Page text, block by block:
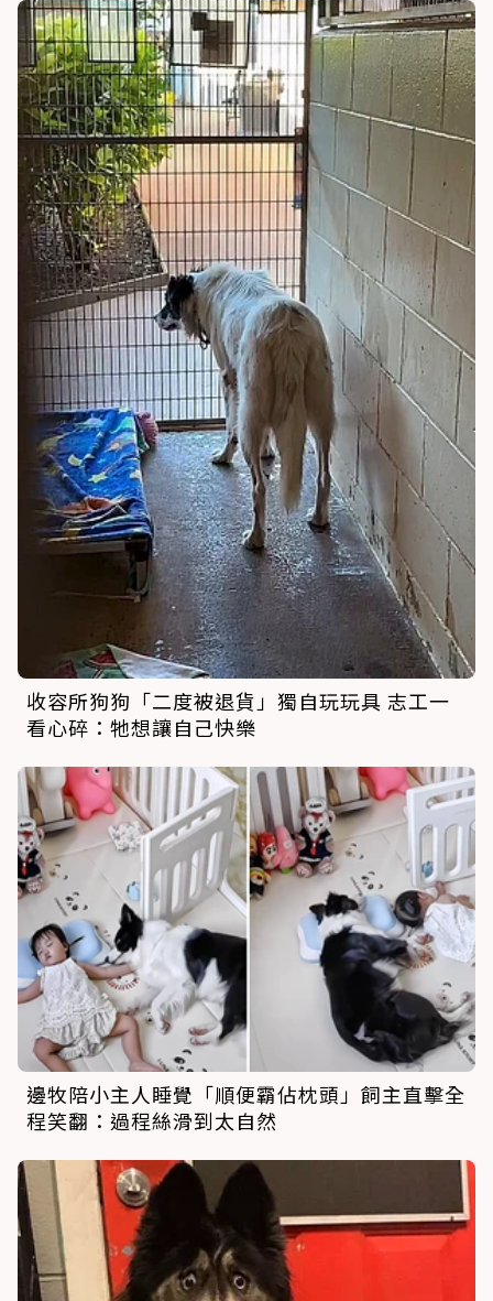
收容所狗狗「二度被退貨」獨自玩玩具 志工一
看心碎：牠想讓自己快樂
邊牧陪小主人睡覺「順便霸佔枕頭」飼主直擊全
程笑翻：過程絲滑到太自然